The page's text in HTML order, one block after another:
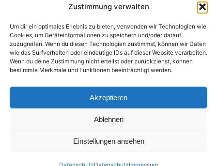
Zustimmung verwalten
Um dir ein optimales Erlebnis zu bieten, verwenden wir Technologien wie
Cookies, um Geräteinformationen zu speichern und/oder darauf
zuzugreifen. Wenn du diesen Technologien zustimmst, können wir Daten
wie das Surfverhalten oder eindeutige IDs auf dieser Website verarbeiten.
Wenn du deine Zustimmung nicht erteilst oder zurückziehst, können
bestimmte Merkmale und Funktionen beeinträchtigt werden.
Akzeptieren
Ablehnen
Einstellungen ansehen
Instagram